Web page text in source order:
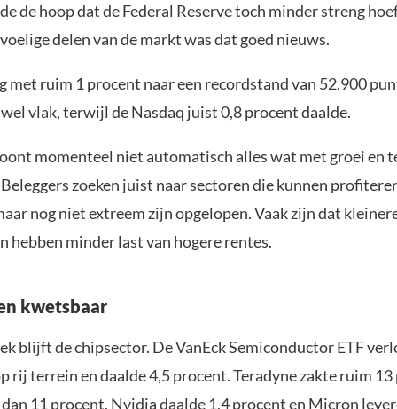
de hoop dat de Federal Reserve toch minder streng
delen van de markt was dat goed nieuws.
met ruim 1 procent naar een recordstand van 52.900
vlak, terwijl de Nasdaq juist 0,8 procent daalde.
momenteel niet automatisch alles wat met groei en
zoeken juist naar sectoren die kunnen
nog niet extreem zijn opgelopen. Vaak zijn dat
hebben minder last van hogere rentes.
kwetsbaar
blijft de chipsector. De VanEck Semiconductor ETF
rij terrein en daalde 4,5 procent. Teradyne zakte ruim
11 procent, Nvidia daalde 1,4 procent en Micron